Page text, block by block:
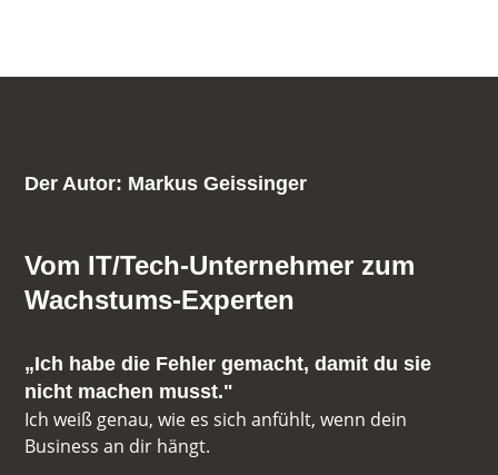
Der Autor: Markus Geissinger
Vom IT/Tech-Unternehmer zum
Wachstums-Experten
„Ich habe die Fehler gemacht, damit du sie
nicht machen musst."
Ich weiß genau, wie es sich anfühlt, wenn dein
Business an dir hängt.